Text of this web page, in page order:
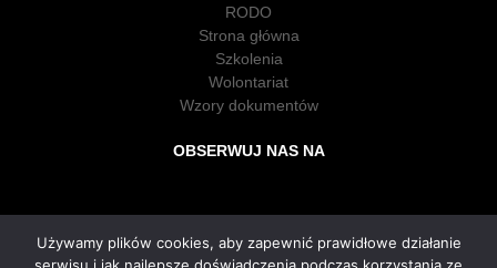
RODO
Strona główna
Szkolenia
Wolontariat
Wzory dokumentów
OBSERWUJ NAS NA
Używamy plików cookies, aby zapewnić prawidłowe działanie